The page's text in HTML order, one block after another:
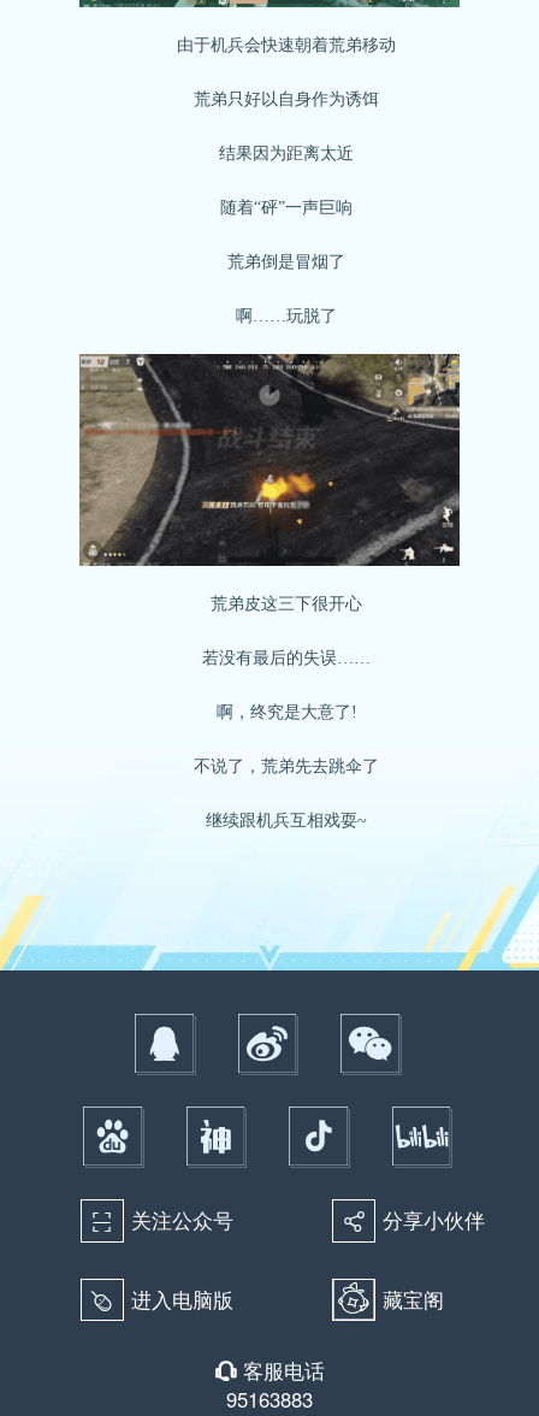
由于机兵会快速朝着荒弟移动
荒弟只好以自身作为诱饵
结果因为距离太近
随着“砰”一声巨响
荒弟倒是冒烟了
啊……玩脱了
荒弟皮这三下很开心
若没有最后的失误……
啊，终究是大意了!
不说了，荒弟先去跳伞了
继续跟机兵互相戏耍~
򰀁 关注公众号 򰀂 分享小伙伴
򰀄 进入电脑版 藏宝阁
򰀃 客服电话
95163883